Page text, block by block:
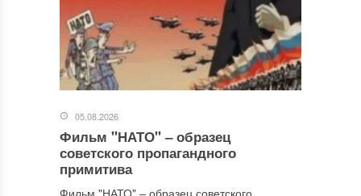
05.08.2026
Фильм "НАТО" ‒ образец
советского пропагандного
примитива
Фильм "НАТО" ‒ образец советского